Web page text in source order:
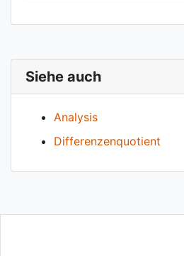
Siehe auch
Analysis
Differenzenquotient